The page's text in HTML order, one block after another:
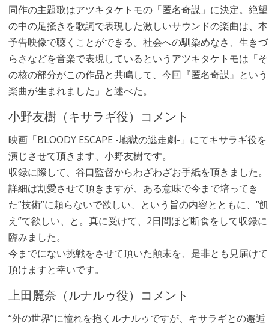
同作の主題歌はアツキタケトモの「匿名奇謀」に決定。絶望
の中の足掻きを歌詞で表現した激しいサウンドの楽曲は、本
予告映像で聴くことができる。社会への馴染めなさ、生きづ
らさなどを音楽で表現しているというアツキタケトモは「そ
の核の部分がこの作品と共鳴して、今回『匿名奇謀』という
楽曲が生まれました」と述べた。
小野友樹（キサラギ役）コメント
映画「BLOODY ESCAPE -地獄の逃走劇-」にてキサラギ役を
演じさせて頂きます、小野友樹です。
収録に際して、谷口監督からわざわざお手紙を頂きました。
詳細は割愛させて頂きますが、ある意味で今まで培ってき
た“技術”に頼らないで欲しい、という旨の内容とともに、“飢
え”て欲しい、と。真に受けて、2日間ほど断食をして収録に
臨みました。
今までにない挑戦をさせて頂いた顛末を、是非とも見届けて
頂けますと幸いです。
上田麗奈（ルナルゥ役）コメント
“外の世界”に憧れを抱くルナルゥですが、キサラギとの邂逅